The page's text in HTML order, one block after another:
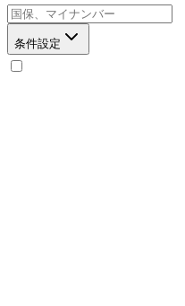
条件設定